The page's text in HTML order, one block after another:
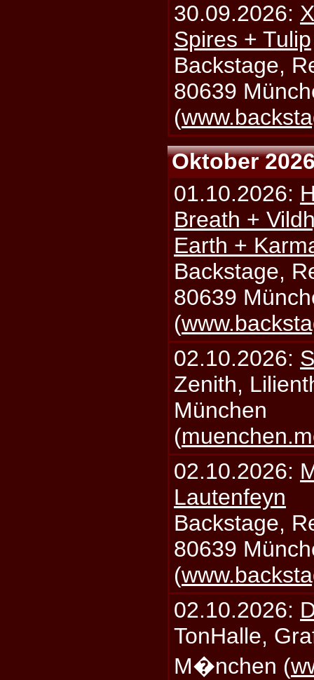
30.09.2026:
Spires + Tulip
Backstage,
80639
(
Oktober
01.10.2026:
Breath +
Earth +
Backstage,
80639
(
02.10.2026:
Zenith,
München
(
02.10.2026:
Lautenfeyn
Backstage,
80639
(
02.10.2026:
TonHalle,
M�nchen (